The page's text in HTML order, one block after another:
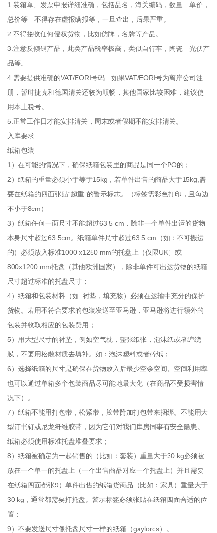
1.装箱单、发票申报详细准确，包括品名，海关编码，数量，单价，
总价等，不得存在虚报瞒报等，一旦查出，后果严重。
2.不得接收任何侵权货物，比如仿牌，名牌等产品。
3.注意反倾销产品，此类产品税率极高，类似自行车，陶瓷，光伏产
品等。
4.需要提供准确的VAT/EORI号码，如果VAT/EORI号为离岸公司注
册，暂时捷克和德国清关还较为顺畅，其他国家比较困难，建议使
用本土税号。
5.正常工作日才能安排清关，周末或者假期不能安排清关。
入库要求
纸箱包装
1）在可能的情况下，确保纸箱包装里的商品是同一个PO的；
2）纸箱的重量必须小于等于15kg，若单件出售的商品大于15kg,需
要在纸箱的四面张贴“超重”的警示标志。（标签需彩色打印，且每边
不小于8cm）
3）纸箱任何一面尺寸不能超过63.5 cm，除非一个单件出运的货物
本身尺寸超过63.5cm。纸箱单件尺寸超过63.5 cm（如：不可搬运
的）必须放入标准1000 x1250 mm的托盘上（仅限UK）或
800x1200 mm托盘（其他欧洲国家），除非单件可出运货物的纸箱
尺寸超过标准的托盘尺寸；
4）纸箱和包装材料（如: 衬垫，填充物）必须在运输中充分的保护
货物。若用不符合要求的包装发送至亚马逊，亚马逊将进行额外的
包装并收取相应的包装费用；
5）用大型尺寸的衬垫，例如空气枕，整张纸张，泡沫纸或者缠绕
膜，不要用松散材质去填补。如：泡沫塑料或者碎纸；
6）选择纸箱的尺寸是确保在货物放入后最少空余空间。空间利用率
也可以通过单箱多个包装商品尽可能地最大化（在商品不受损害情
况下）。
7）纸箱不能用打包带，松紧带，胶带附加打包带来捆绑。不能用大
型订书钉或尼龙纤维胶带，因为它们对我们库房同事有安全隐患。
纸箱必须使用标准托盘堆叠要求；
8）纸箱被确定为一起销售的（比如：套装）重量大于30 kg必须被
放在一个单一的托盘上（一个出售商品对应一个托盘上）并且需要
在纸箱四面都张9）单件出售的纸箱货商品（比如：家具）重量大于
30 kg，通常都需要打托盘。警示标签必须张贴在纸箱四面合适的位
置；
9）不要发送尺寸像托盘尺寸一样的纸箱（gaylords）。